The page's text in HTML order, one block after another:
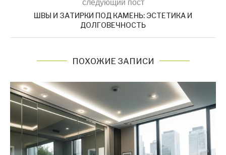
следующий пост
ШВЫ И ЗАТИРКИ ПОД КАМЕНЬ: ЭСТЕТИКА И
ДОЛГОВЕЧНОСТЬ
ПОХОЖИЕ ЗАПИСИ